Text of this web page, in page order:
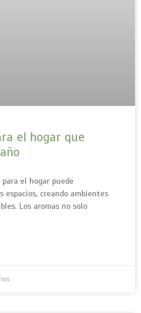
el hogar que
el hogar puede
creando ambientes
Los aromas no solo